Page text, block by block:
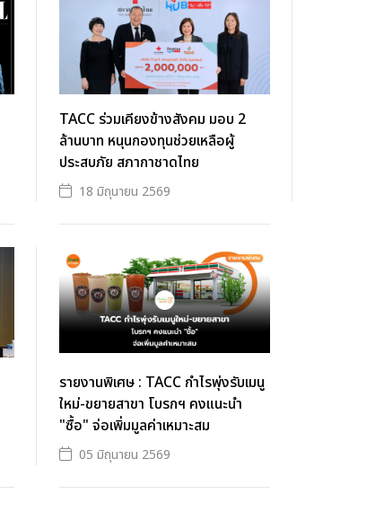
TACC ร่วมเคียงข้างสังคม มอบ 2
ล้านบาท หนุนกองทุนช่วยเหลือผู้
ประสบภัย สภากาชาดไทย
18 มิถุนายน 2569
รายงานพิเศษ : TACC กำไรพุ่งรับเมนู
ใหม่-ขยายสาขา โบรกฯ คงแนะนำ
"ซื้อ" จ่อเพิ่มมูลค่าเหมาะสม
05 มิถุนายน 2569